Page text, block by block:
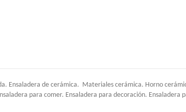
Ensaladera de cerámica. Materiales cerámica. Horno
para comer. Ensaladera para decoración.